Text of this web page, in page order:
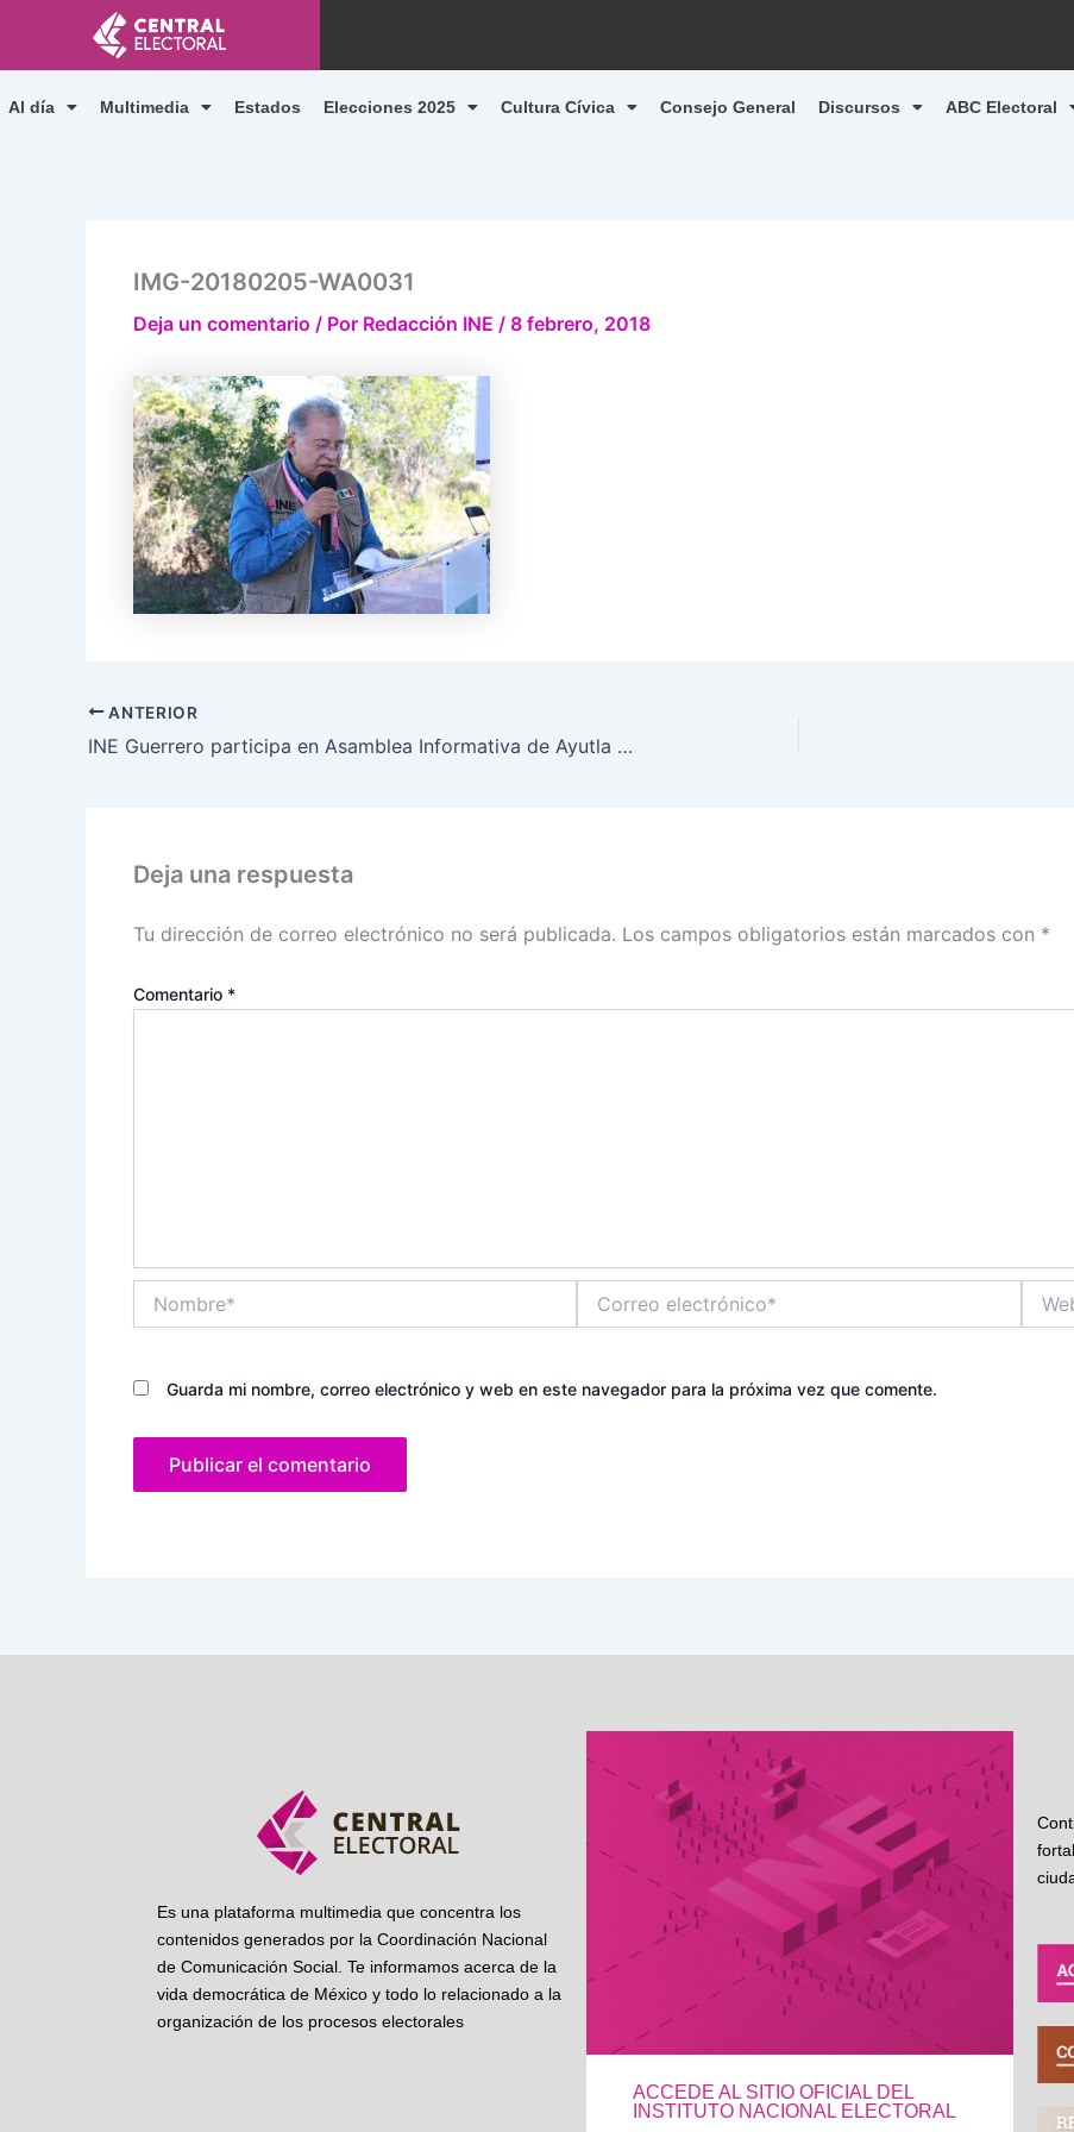
contenido
Al día Multimedia Estados Elecciones 2025 Cultura Cívica Consejo General Discursos ABC Electoral
IMG-20180205-WA0031
Deja un comentario / Por Redacción INE / 8 febrero, 2018
ANTERIOR
INE Guerrero participa en Asamblea Informativa de Ayutla por el inicio del proceso electivo por usos y costumbres
Deja una respuesta
Tu dirección de correo electrónico no será publicada. Los campos obligatorios están marcados con *
Comentario *
electrónico*
Guarda mi nombre, correo electrónico y web en este navegador para la próxima vez que comente.
Es una plataforma multimedia que concentra los
contenidos generados por la Coordinación Nacional
de Comunicación Social. Te informamos acerca de la
vida democrática de México y todo lo relacionado a la
organización de los procesos electorales
ACCEDE AL SITIO OFICIAL DEL
INSTITUTO NACIONAL ELECTORAL